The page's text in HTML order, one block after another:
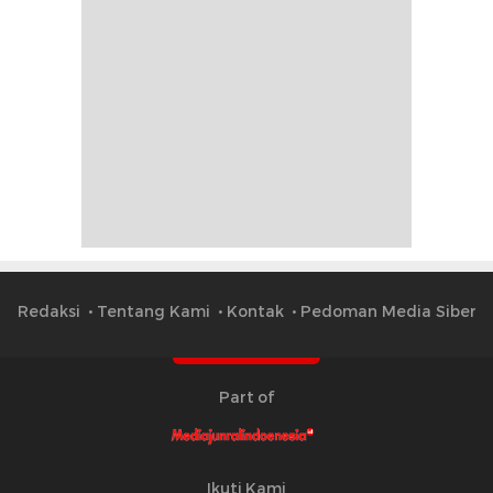
Redaksi Tentang Kami Kontak Pedoman Media Siber
Part of
Ikuti Kami